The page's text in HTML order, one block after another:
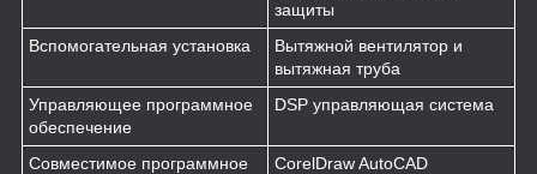
защиты
Вспомогательная установка
Вытяжной вентилятор и
вытяжная труба
Управляющее программное
обеспечение
DSP управляющая система
Совместимое программное
CorelDraw AutoCAD